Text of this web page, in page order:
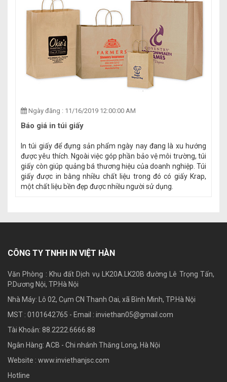
Ngày đăng : 11/16/2019 12:00:00 AM
Báo giá in túi giấy
In túi giấy để đựng sản phẩm ngày nay đang là xu hướng
được yêu thích. Ngoài việc góp phần bảo vệ môi trường, túi
giấy còn giúp quảng bá thương hiệu của doanh nghiệp. Túi
giấy được in bằng nhiều chất liệu trong đó có giấy Krap,
một chất liệu bền đẹp được nhiều người sử dụng.
CÔNG TY TNHH IN VIỆT HÀN
Văn Phòng : Khu đất Dịch vụ LK20A.LK20B đường Lê Trọng Tấn,
P.Dương Nội, TP.Hà Nội
Nhà Máy: Lô 02, Cụm CN Thanh Oai, xã Bình Minh, TP.Hà Nội
MST : 0101642765 - Email : inviethan05@gmail.com
Tài Khoản: 88.2222.6666.88
Ngân Hàng: ACB - Chi nhánh Thăng Long, Hà Nội
Website : www.inviethanjsc.com
Hotline